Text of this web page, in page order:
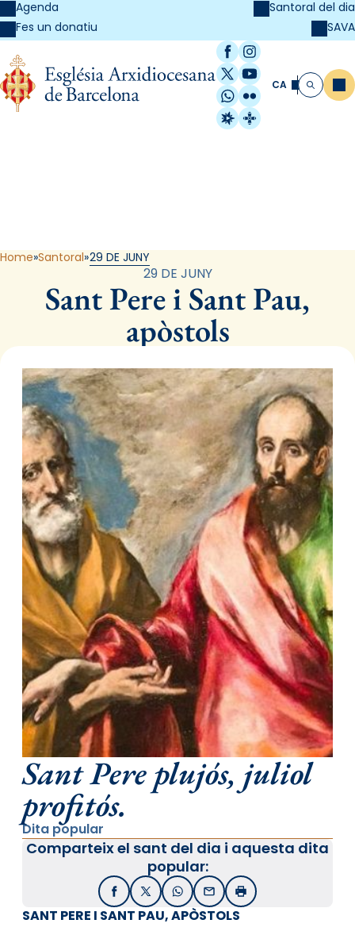
Agenda
Fes un donatiu
Santoral del dia
SAVA
Facebook
Instagram
X / Twitter
YouTube
WhatsApp
Flickr
Radio Estel
Catalunya
CA Cerca
Home Santoral 29 DE JUNY
29 DE JUNY
Sant Pere i Sant Pau,
apòstols
Sant Pere plujós, juliol
profitós.
Dita popular
Comparteix el sant del dia i aquesta dita
popular:
FacebookX / TwitterWhatsApp
EmailImprimir
SANT PERE I SANT PAU, APÒSTOLS